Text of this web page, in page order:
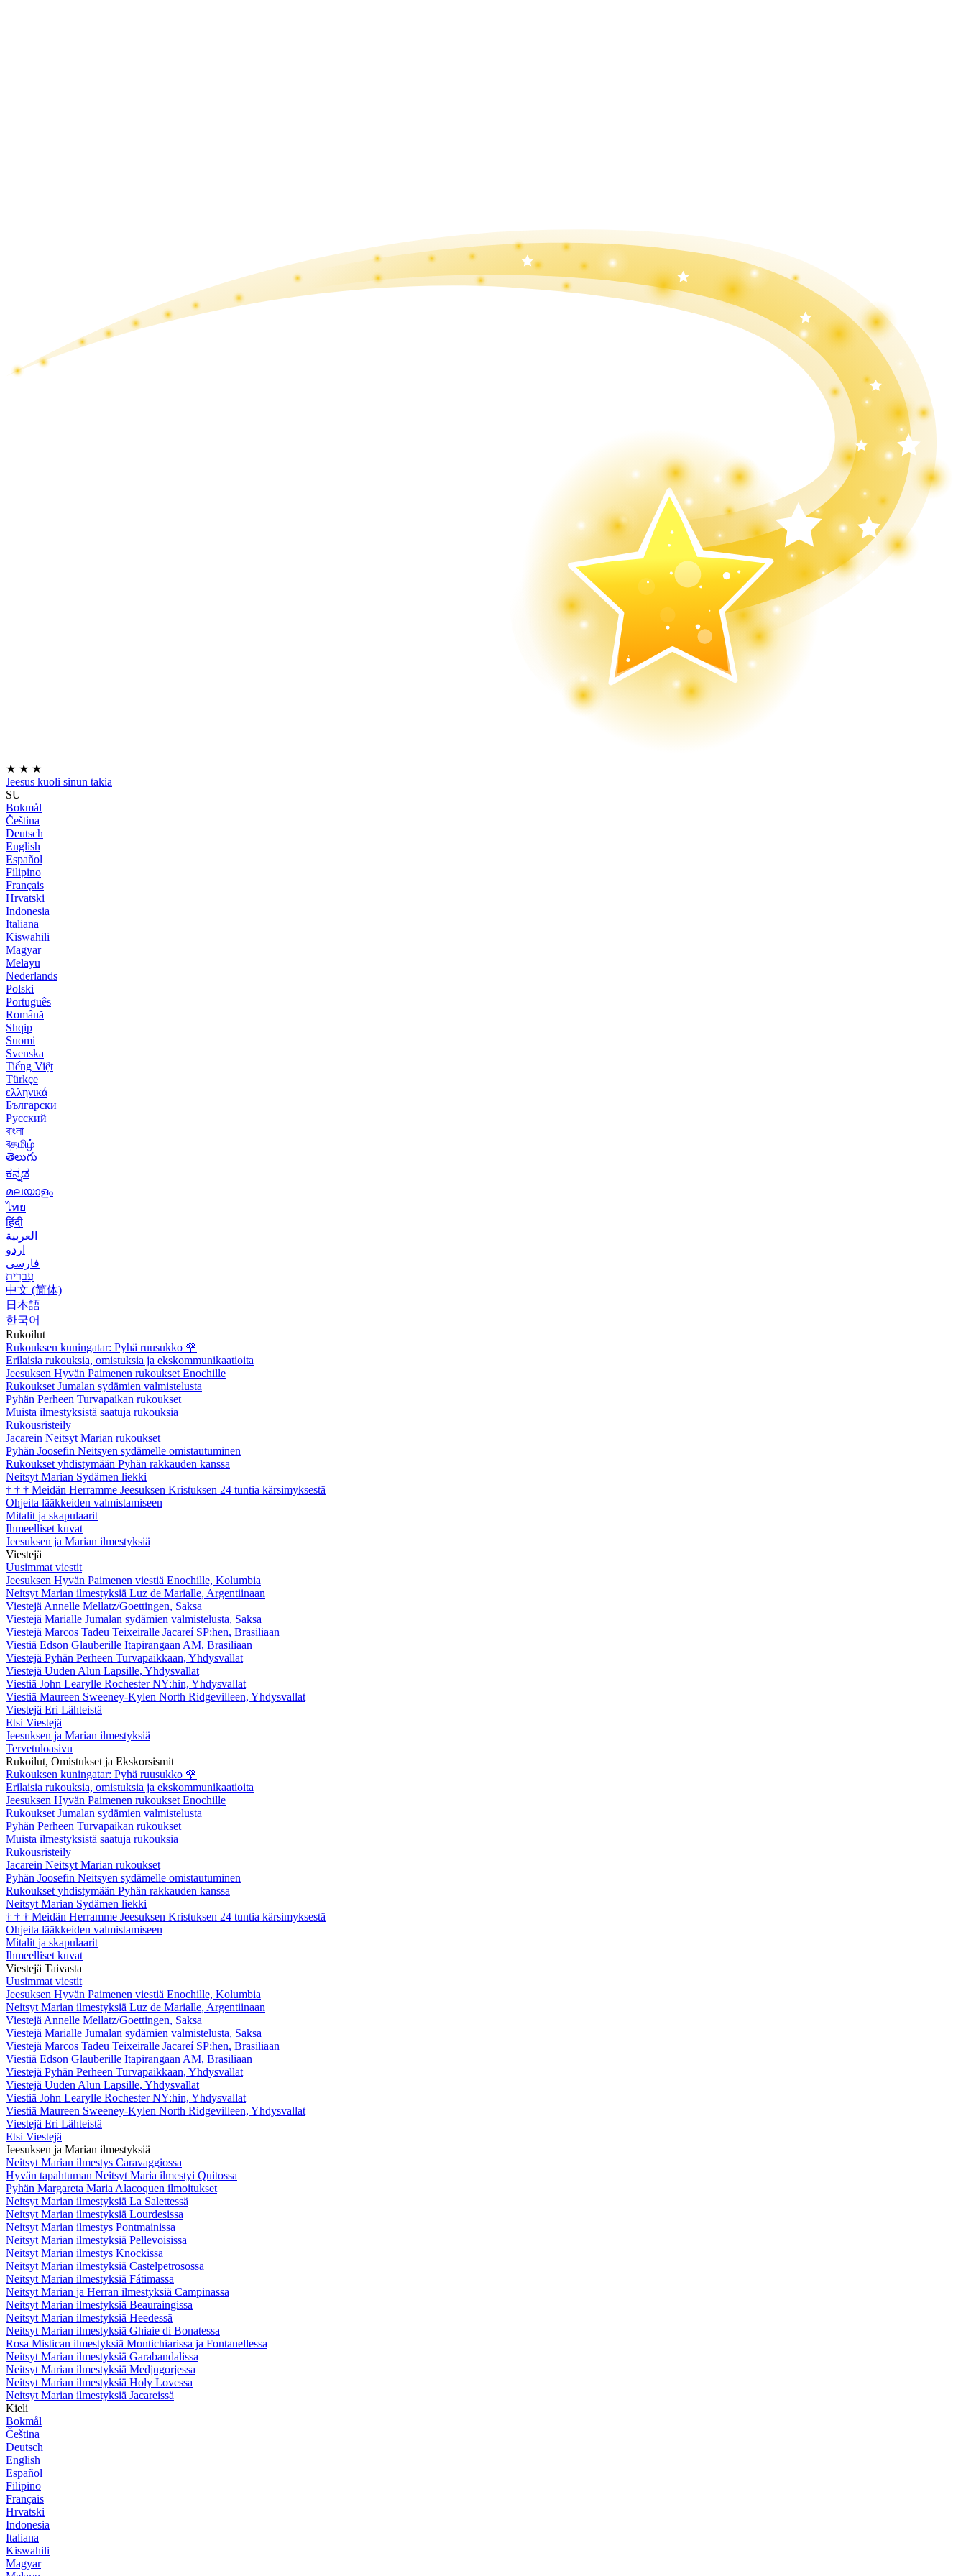
★ ★ ★
Jeesus kuoli sinun takia
SU
Bokmål
Čeština
Deutsch
English
Español
Filipino
Français
Hrvatski
Indonesia
Italiana
Kiswahili
Magyar
Melayu
Nederlands
Polski
Português
Română
Shqip
Suomi
Svenska
Tiếng Việt
Türkçe
ελληνικά
Български
Русский
বাংলা
বதமிழ்
తెలుగు
ಕನ್ನಡ
മലയാളം
ไทย
हिंदी
العربية
اردو
فارسی
עִברִית
中文 (简体)
日本語
한국어
Rukoilut
Rukouksen kuningatar: Pyhä ruusukko 🌹
Erilaisia rukouksia, omistuksia ja ekskommunikaatioita
Jeesuksen Hyvän Paimenen rukoukset Enochille
Rukoukset Jumalan sydämien valmistelusta
Pyhän Perheen Turvapaikan rukoukset
Muista ilmestyksistä saatuja rukouksia
Rukousristeily
Jacarein Neitsyt Marian rukoukset
Pyhän Joosefin Neitsyen sydämelle omistautuminen
Rukoukset yhdistymään Pyhän rakkauden kanssa
Neitsyt Marian Sydämen liekki
† † † Meidän Herramme Jeesuksen Kristuksen 24 tuntia kärsimyksestä
Ohjeita lääkkeiden valmistamiseen
Mitalit ja skapulaarit
Ihmeelliset kuvat
Jeesuksen ja Marian ilmestyksiä
Viestejä
Uusimmat viestit
Jeesuksen Hyvän Paimenen viestiä Enochille, Kolumbia
Neitsyt Marian ilmestyksiä Luz de Marialle, Argentiinaan
Viestejä Annelle Mellatz/Goettingen, Saksa
Viestejä Marialle Jumalan sydämien valmistelusta, Saksa
Viestejä Marcos Tadeu Teixeiralle Jacareí SP:hen, Brasiliaan
Viestiä Edson Glauberille Itapirangaan AM, Brasiliaan
Viestejä Pyhän Perheen Turvapaikkaan, Yhdysvallat
Viestejä Uuden Alun Lapsille, Yhdysvallat
Viestiä John Learylle Rochester NY:hin, Yhdysvallat
Viestiä Maureen Sweeney-Kylen North Ridgevilleen, Yhdysvallat
Viestejä Eri Lähteistä
Etsi Viestejä
Jeesuksen ja Marian ilmestyksiä
Tervetuloasivu
Rukoilut, Omistukset ja Ekskorsismit
Rukouksen kuningatar: Pyhä ruusukko 🌹
Erilaisia rukouksia, omistuksia ja ekskommunikaatioita
Jeesuksen Hyvän Paimenen rukoukset Enochille
Rukoukset Jumalan sydämien valmistelusta
Pyhän Perheen Turvapaikan rukoukset
Muista ilmestyksistä saatuja rukouksia
Rukousristeily
Jacarein Neitsyt Marian rukoukset
Pyhän Joosefin Neitsyen sydämelle omistautuminen
Rukoukset yhdistymään Pyhän rakkauden kanssa
Neitsyt Marian Sydämen liekki
† † † Meidän Herramme Jeesuksen Kristuksen 24 tuntia kärsimyksestä
Ohjeita lääkkeiden valmistamiseen
Mitalit ja skapulaarit
Ihmeelliset kuvat
Viestejä Taivasta
Uusimmat viestit
Jeesuksen Hyvän Paimenen viestiä Enochille, Kolumbia
Neitsyt Marian ilmestyksiä Luz de Marialle, Argentiinaan
Viestejä Annelle Mellatz/Goettingen, Saksa
Viestejä Marialle Jumalan sydämien valmistelusta, Saksa
Viestejä Marcos Tadeu Teixeiralle Jacareí SP:hen, Brasiliaan
Viestiä Edson Glauberille Itapirangaan AM, Brasiliaan
Viestejä Pyhän Perheen Turvapaikkaan, Yhdysvallat
Viestejä Uuden Alun Lapsille, Yhdysvallat
Viestiä John Learylle Rochester NY:hin, Yhdysvallat
Viestiä Maureen Sweeney-Kylen North Ridgevilleen, Yhdysvallat
Viestejä Eri Lähteistä
Etsi Viestejä
Jeesuksen ja Marian ilmestyksiä
Neitsyt Marian ilmestys Caravaggiossa
Hyvän tapahtuman Neitsyt Maria ilmestyi Quitossa
Pyhän Margareta Maria Alacoquen ilmoitukset
Neitsyt Marian ilmestyksiä La Salettessä
Neitsyt Marian ilmestyksiä Lourdesissa
Neitsyt Marian ilmestys Pontmainissa
Neitsyt Marian ilmestyksiä Pellevoisissa
Neitsyt Marian ilmestys Knockissa
Neitsyt Marian ilmestyksiä Castelpetrosossa
Neitsyt Marian ilmestyksiä Fátimassa
Neitsyt Marian ja Herran ilmestyksiä Campinassa
Neitsyt Marian ilmestyksiä Beauraingissa
Neitsyt Marian ilmestyksiä Heedessä
Neitsyt Marian ilmestyksiä Ghiaie di Bonatessa
Rosa Mistican ilmestyksiä Montichiarissa ja Fontanellessa
Neitsyt Marian ilmestyksiä Garabandalissa
Neitsyt Marian ilmestyksiä Medjugorjessa
Neitsyt Marian ilmestyksiä Holy Lovessa
Neitsyt Marian ilmestyksiä Jacareissä
Kieli
Bokmål
Čeština
Deutsch
English
Español
Filipino
Français
Hrvatski
Indonesia
Italiana
Kiswahili
Magyar